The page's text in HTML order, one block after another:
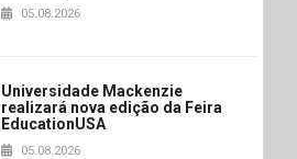
05.08.2026
Universidade Mackenzie
realizará nova edição da Feira
EducationUSA
05.08.2026